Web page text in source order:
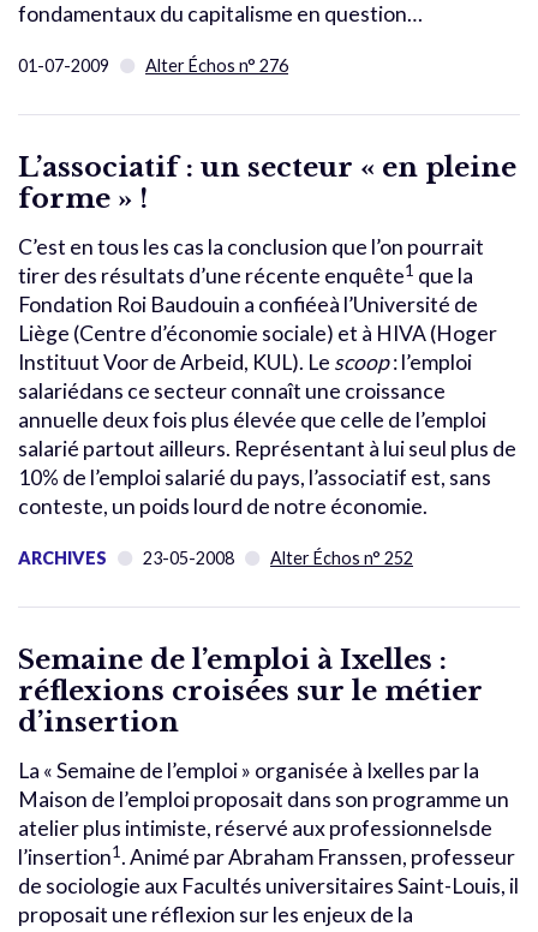
fondamentaux du capitalisme en question…
01-07-2009 Alter Échos n° 276
L’associatif : un secteur « en pleine
forme » !
C’est en tous les cas la conclusion que l’on pourrait
tirer des résultats d’une récente enquête1 que la
Fondation Roi Baudouin a confiéeà l’Université de
Liège (Centre d’économie sociale) et à HIVA (Hoger
Instituut Voor de Arbeid, KUL). Le scoop: l’emploi
salariédans ce secteur connaît une croissance
annuelle deux fois plus élevée que celle de l’emploi
salarié partout ailleurs. Représentant à lui seul plus de
10% de l’emploi salarié du pays, l’associatif est, sans
conteste, un poids lourd de notre économie.
ARCHIVES 23-05-2008 Alter Échos n° 252
Semaine de l’emploi à Ixelles :
réflexions croisées sur le métier
d’insertion
La « Semaine de l’emploi » organisée à Ixelles par la
Maison de l’emploi proposait dans son programme un
atelier plus intimiste, réservé aux professionnelsde
l’insertion1. Animé par Abraham Franssen, professeur
de sociologie aux Facultés universitaires Saint-Louis, il
proposait une réflexion sur les enjeux de la